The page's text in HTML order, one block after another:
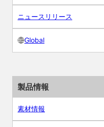
ニュースリリース
Global
製品情報
素材情報